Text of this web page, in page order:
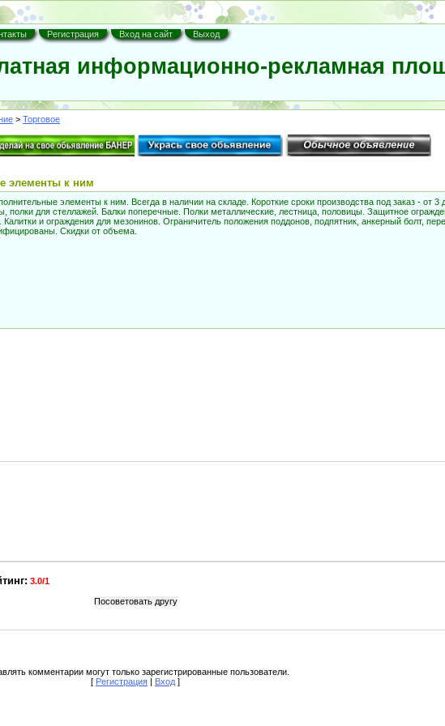
Регистрация Вход на сайт Выход
информационно-рекламная
> Торговое
элементы к ним
элементы к ним. Всегда в наличии на складе. Короткие сроки производства под заказ - от 3
полки для стеллажей. Балки поперечные. Полки металлические, лестница, половицы. Защитное
и ограждения для мезонинов. Ограничитель положения поддонов, подпятник, анкерный болт,
Скидки от объема.
3.0/1
комментарии могут только зарегистрированные пользователи.
[ Регистрация | Вход ]